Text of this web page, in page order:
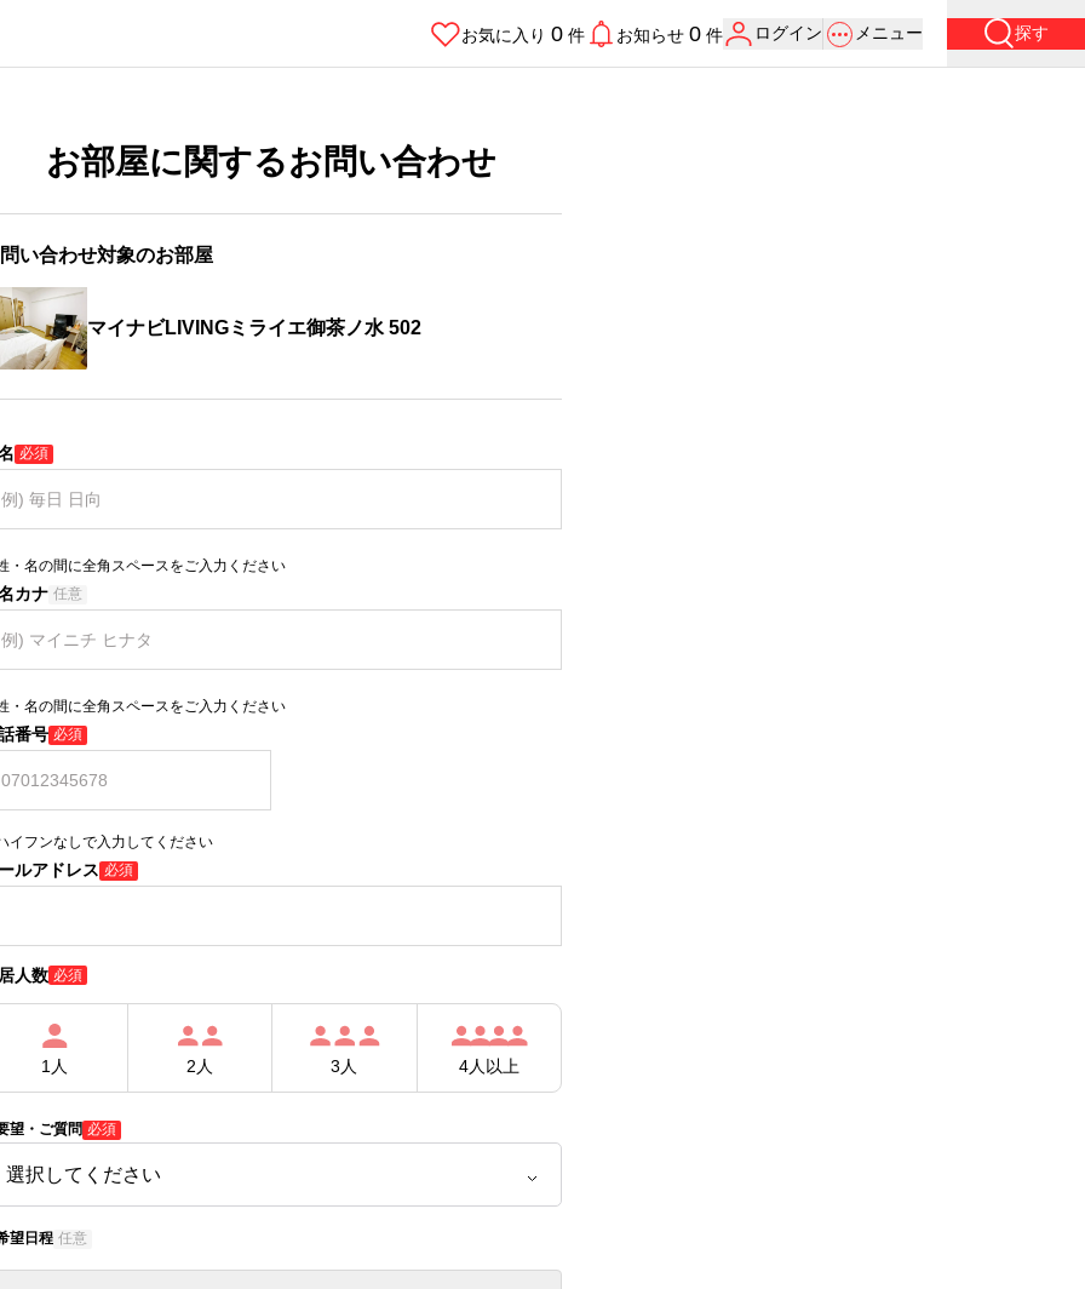
お気に入り 0 件 お知らせ 0 件 ログイン メニュー 探す
お部屋に関するお問い合わせ
い合わせ対象のお部屋
マイナビLIVINGミライエ御茶ノ水 502
必須
・名の間に全角スペースをご入力ください
カナ 任意
・名の間に全角スペースをご入力ください
番号 必須
イフンなしで入力してください
ルアドレス 必須
人数 必須
1人 2人 3人 4人以上
望・ご質問 必須
望日程 任意